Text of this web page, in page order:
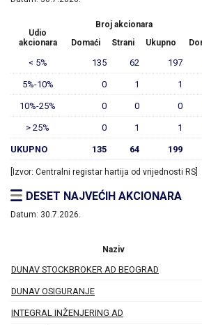
Udio
akcionara
Broj akcionara
Domaći
Strani Ukupno
< 5% 135 62 197
5%-10% 0 1 1
10%-25% 0 0 0
> 25% 0 1 1
UKUPNO 135 64 199
[Izvor: Centralni registar hartija od vrijednosti RS]
DESET NAJVEĆIH AKCIONARA
Datum: 30.7.2026.
Naziv
DUNAV STOCKBROKER AD BEOGRAD
DUNAV OSIGURANJE
INTEGRAL INŽENJERING AD